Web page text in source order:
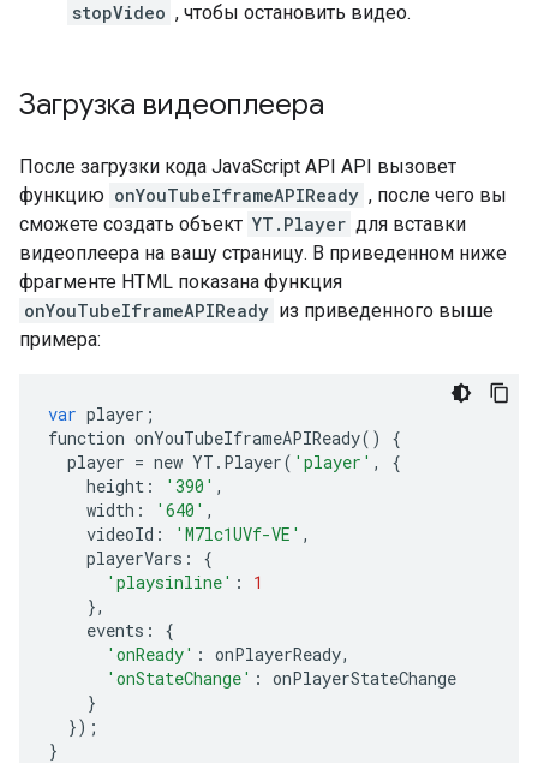
stopVideo , чтобы остановить видео.
Загрузка видеоплеера
После загрузки кода JavaScript API API вызовет
функцию onYouTubeIframeAPIReady , после чего вы
сможете создать объект YT.Player для вставки
видеоплеера на вашу страницу. В приведенном ниже
фрагменте HTML показана функция
onYouTubeIframeAPIReady из приведенного выше
примера:
var player ;
function onYouTubeIframeAPIReady()
{
player = new YT . Player( 'player' ,
{
height : '390' ,
width : '640' ,
videoId : 'M7lc1UVf-VE' ,
playerVars :
{
'playsinline' :
1
},
events :
{
'onReady' : onPlayerReady,
'onStateChange' : onPlayerStateChange
}
});
}